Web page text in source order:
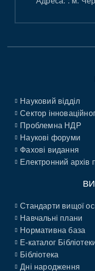
Науковий відділ
Сектор
Проблемна НДР
Наукові форуми
Фахові видання
Електронний архів
Стандарти вищої
Навчальні плани
Нормативна база
E-каталог
Бібліотека
Дні народження